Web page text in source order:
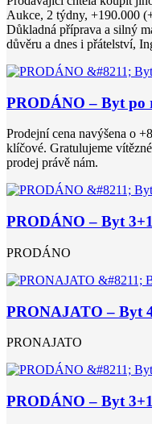
Aukce, 2 týdny, +190.000
Důkladná příprava a silný
důvěru a dnes i přátelství,
PRODÁNO – Byt po
Prodejní cena navýšena o
klíčové. Gratulujeme
prodej právě nám.
PRODÁNO – Byt
PRODÁNO
PRONAJATO – Byt
PRONAJATO
PRODÁNO – Byt